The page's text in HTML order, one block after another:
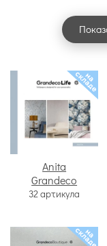
Anita
Grandeco
32 артикула